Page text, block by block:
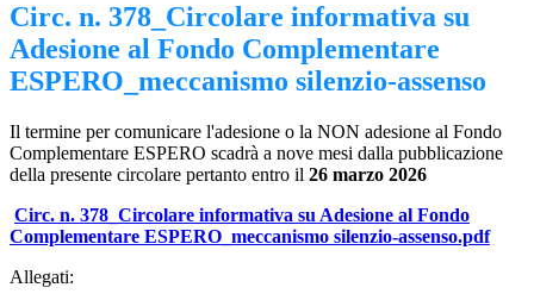
Circ. n. 378_Circolare informativa su
Adesione al Fondo Complementare
ESPERO_meccanismo silenzio-assenso
Il termine per comunicare l'adesione o la NON adesione al Fondo
Complementare ESPERO scadrà a nove mesi dalla pubblicazione
della presente circolare pertanto entro il 26 marzo 2026
Circ. n. 378_Circolare informativa su Adesione al Fondo
Complementare ESPERO_meccanismo silenzio-assenso.pdf
Allegati: